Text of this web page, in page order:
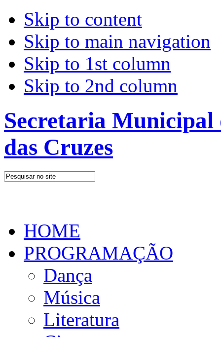
Skip to content
Skip to main navigation
Skip to 1st column
Skip to 2nd column
Secretaria
das Cruzes
HOME
PROGRAMAÇÃO
Dança
Música
Literatura